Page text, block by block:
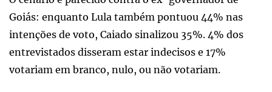
Goiás: enquanto Lula também pontuou 44% nas
intenções de voto, Caiado sinalizou 35%. 4% dos
entrevistados disseram estar indecisos e 17%
votariam em branco, nulo, ou não votariam.